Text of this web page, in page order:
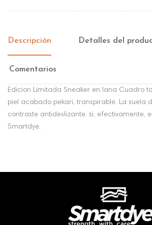
Descripción Detalles del
Comentarios
Edicion Limitada Sneaker en lana Cuadro
piel acabado pekari, transpirable. La suela
contraste antideslizante. si, efectivamente,
Smartdye.